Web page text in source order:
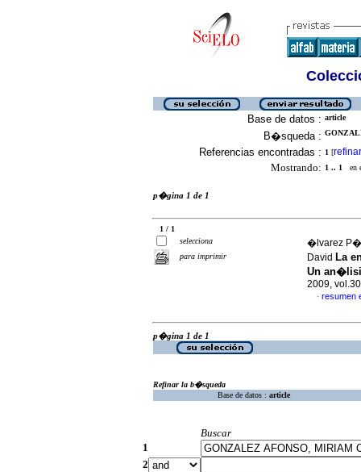
Base de datos : article
B�squeda :
Referencias encontradas : 1 [refinar
Mostrando: 1 .. 1 en
p�gina 1 de 1
1 / 1
selecciona
para imprimir
�lvarez
David La
Un
2009,
· resumen
p�gina 1 de 1
Refinar la b�squeda
Base de datos : article
Buscar
1
2